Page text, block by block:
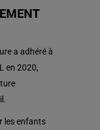
a adhéré à
en 2020,
les enfants